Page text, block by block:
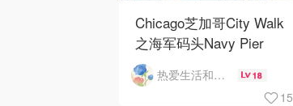
Chicago芝加哥City Walk
之海军码头Navy Pier
热爱生活和自由的轻舞飞扬 18
15